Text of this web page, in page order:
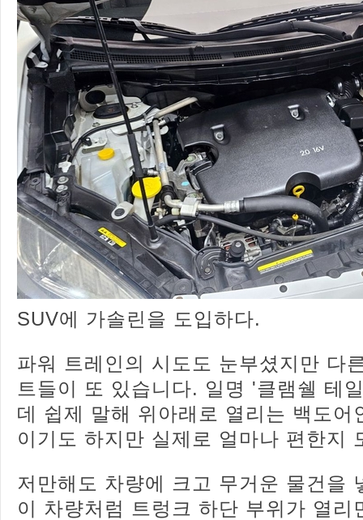
SUV에 가솔린을 도입하다.
파워 트레인의 시도도 눈부셨지만 다
트들이 또 있습니다. 일명 '클램쉘 테
데 쉽제 말해 위아래로 열리는 백도어
이기도 하지만 실제로 얼마나 편한지
저만해도 차량에 크고 무거운 물건을
이 차량처럼 트렁크 하단 부위가 열리